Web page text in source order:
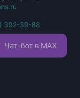
392-39-88
Чат-бот в MAX